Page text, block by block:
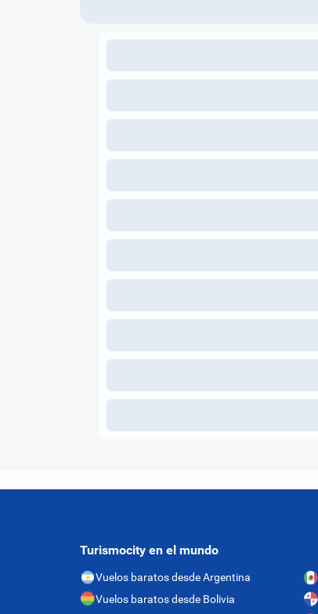
Turismocity en el mundo
Vuelos baratos desde Argentina
Vuelos baratos desde Bolivia